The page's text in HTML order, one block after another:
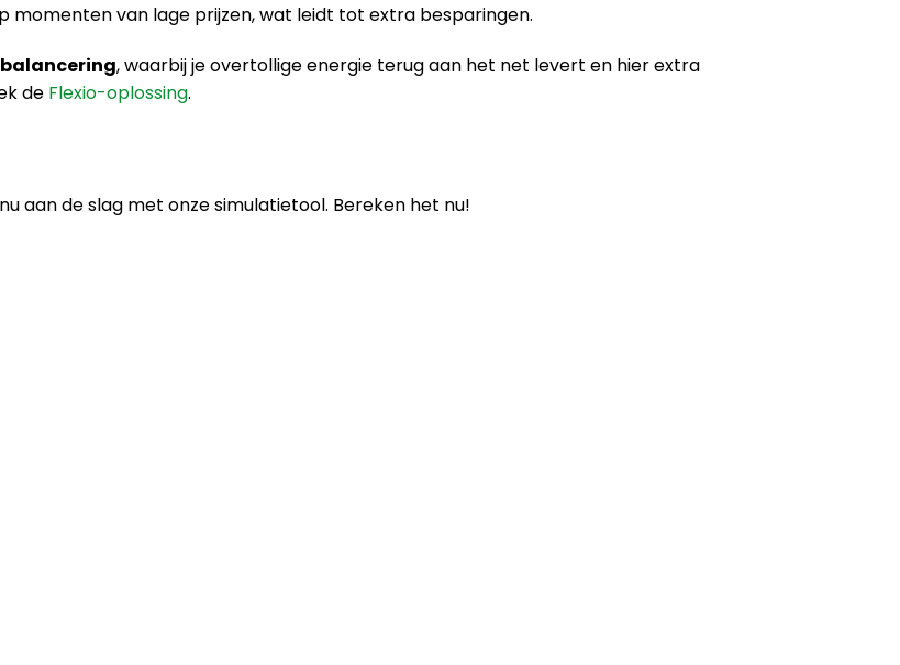
van lage prijzen, wat leidt tot extra besparingen.
, waarbij je overtollige energie terug aan het net levert en hier extra
de Flexio-oplossing.
aan de slag met onze simulatietool. Bereken het nu!